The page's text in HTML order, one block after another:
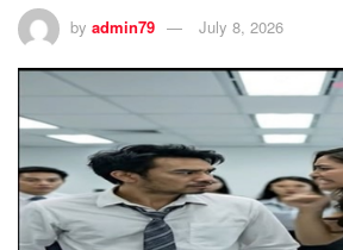
by admin79 July 8, 2026